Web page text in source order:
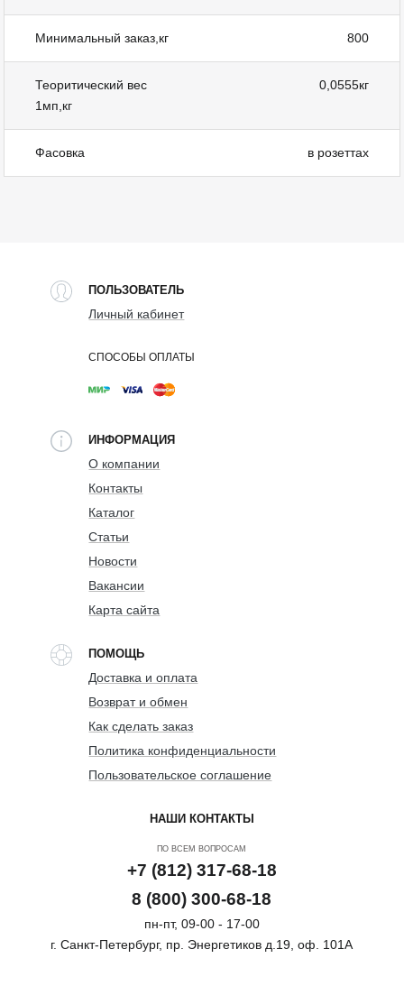
Минимальный заказ,кг 800
Теоритический вес
1мп,кг
0,0555кг
Фасовка в розеттах
ПОЛЬЗОВАТЕЛЬ
Личный кабинет
СПОСОБЫ ОПЛАТЫ
ИНФОРМАЦИЯ
О компании
Контакты
Каталог
Статьи
Новости
Вакансии
Карта сайта
ПОМОЩЬ
Доставка и оплата
Возврат и обмен
Как сделать заказ
Политика конфиденциальности
Пользовательское соглашение
НАШИ КОНТАКТЫ
ПО ВСЕМ ВОПРОСАМ
+7 (812) 317-68-18
8 (800) 300-68-18
пн-пт, 09-00 - 17-00
г. Санкт-Петербург, пр. Энергетиков д.19, оф. 101А